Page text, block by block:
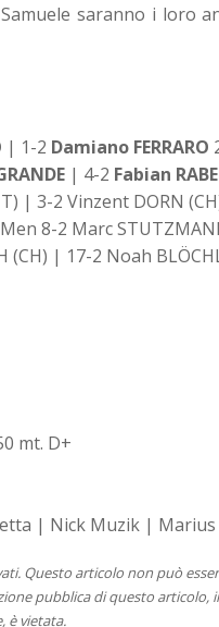
saranno i loro
| 1-2 Damiano FERRARO
| 4-2 Fabian
| 3-2 Vinzent DORN
8-2 Marc
(CH) | 17-2 Noah
mt. D+
| Nick Muzik |
Questo articolo non può
pubblica di questo
è vietata.